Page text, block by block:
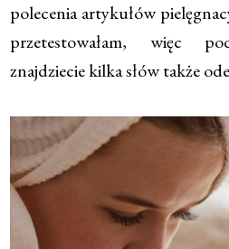
polecenia artykułów
przetestowałam, więc
znajdziecie kilka słów także